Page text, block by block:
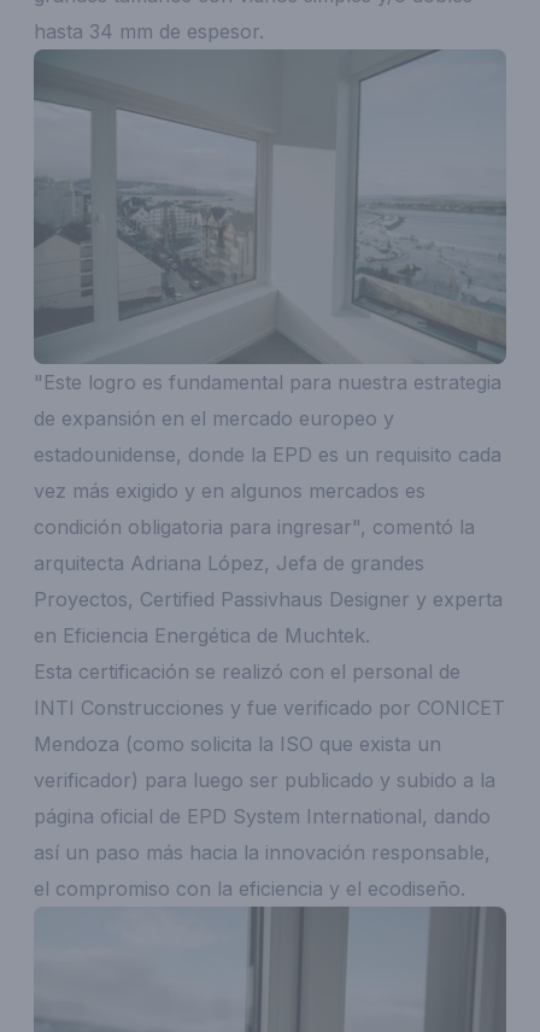
hasta 34 mm de espesor.
"Este logro es fundamental para nuestra estrategia
de expansión en el mercado europeo y
estadounidense, donde la EPD es un requisito cada
vez más exigido y en algunos mercados es
condición obligatoria para ingresar", comentó la
arquitecta Adriana López, Jefa de grandes
Proyectos, Certified Passivhaus Designer y experta
en Eficiencia Energética de Muchtek.
Esta certificación se realizó con el personal de
INTI Construcciones y fue verificado por CONICET
Mendoza (como solicita la ISO que exista un
verificador) para luego ser publicado y subido a la
página oficial de EPD System International, dando
así un paso más hacia la innovación responsable,
el compromiso con la eficiencia y el ecodiseño.